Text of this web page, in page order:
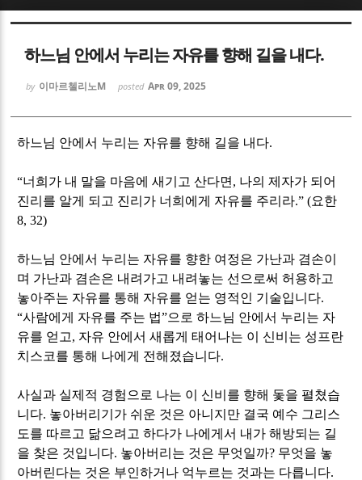
하느님 안에서 누리는 자유를 향해 길을 내다.
by 이마르첼리노M posted Apr 09, 2025
하느님 안에서 누리는 자유를 향해 길을 내다.
“너희가 내 말을 마음에 새기고 산다면 , 나의 제자가 되어
진리를 알게 되고 진리가 너희에게 자유를 주리라.” (요한
8, 32)
하느님 안에서 누리는 자유를 향한 여정은 가난과 겸손이
며 가난과 겸손은 내려가고 내려놓는 선으로써 허용하고
놓아주는 자유를 통해 자유를 얻는 영적인 기술입니다.
“사람에게 자유를 주는 법”으로 하느님 안에서 누리는 자
유를 얻고, 자유 안에서 새롭게 태어나는 이 신비는 성프란
치스코를 통해 나에게 전해졌습니다.
사실과 실제적 경험으로 나는 이 신비를 향해 돛을 펼쳤습
니다. 놓아버리기가 쉬운 것은 아니지만 결국 예수 그리스
도를 따르고 닮으려고 하다가 나에게서 내가 해방되는 길
을 찾은 것입니다. 놓아버리는 것은 무엇일까? 무엇을 놓
아버린다는 것은 부인하거나 억누르는 것과는 다릅니다.
Sketchbook5, 스케치북5
Sketchbook5, 스케치북5
Sketchbook5, 스케치북5
Sketchbook5, 스케치북5